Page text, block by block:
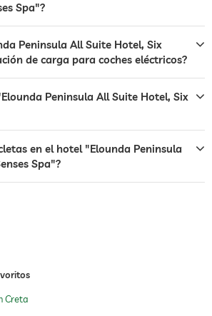
recepción 24h
desayuno en la habitación
Cargos adicionales
Cargos adicionales
Spa"?
Peninsula All Suite Hotel, Six
de carga para coches eléctricos?
Peninsula All Suite Hotel, Six
en el hotel "Elounda Peninsula
Spa"?
Creta